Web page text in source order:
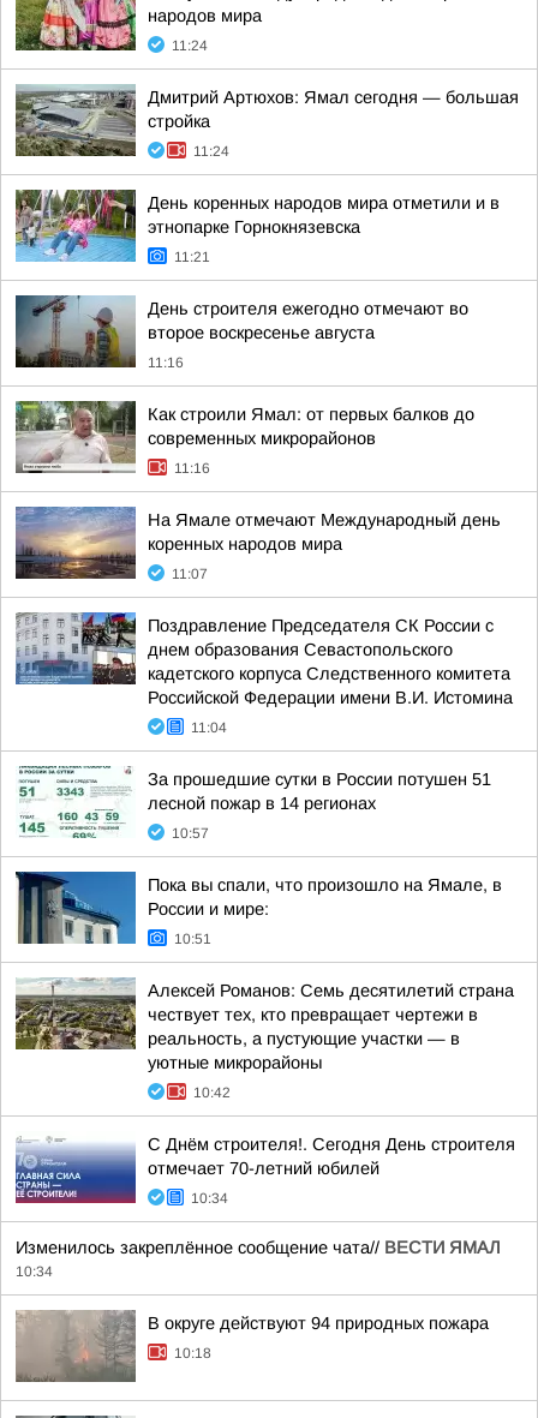
народов мира
11:24
Дмитрий Артюхов: Ямал сегодня — большая
стройка
11:24
День коренных народов мира отметили и в
этнопарке Горнокнязевска
11:21
День строителя ежегодно отмечают во
второе воскресенье августа
11:16
Как строили Ямал: от первых балков до
современных микрорайонов
11:16
На Ямале отмечают Международный день
коренных народов мира
11:07
Поздравление Председателя СК России с
днем образования Севастопольского
кадетского корпуса Следственного комитета
Российской Федерации имени В.И. Истомина
11:04
За прошедшие сутки в России потушен 51
лесной пожар в 14 регионах
10:57
Пока вы спали, что произошло на Ямале, в
России и мире:
10:51
Алексей Романов: Семь десятилетий страна
чествует тех, кто превращает чертежи в
реальность, а пустующие участки — в
уютные микрорайоны
10:42
С Днём строителя!. Сегодня День строителя
отмечает 70-летний юбилей
10:34
Изменилось закреплённое сообщение чата// ВЕСТИ ЯМАЛ
10:34
В округе действуют 94 природных пожара
10:18